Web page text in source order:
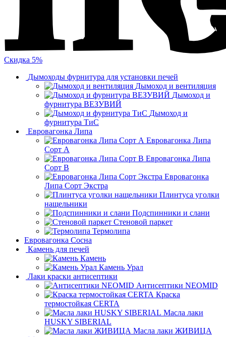
Скидка 5%
Дымоходы фурнитура для установки печей
Дымоход и вентиляция
Дымоход и
фурнитура ВЕЗУВИЙ
Дымоход и
фурнитура ТиС
Евровагонка Липа
Евровагонка Липа
Сорт А
Евровагонка Липа
Сорт В
Евровагонка
Липа Сорт Экстра
Плинтуса уголки
нащельники
Подспинники и слани
Стеновой паркет
Термолипа
Евровагонка Сосна
Камень для печей
Камень
Камень Урал
Лаки краски антисептики
Антисептики NEOMID
Краска
термостойкая CERTA
Масла лаки
HUSKY SIBERIAL
Масла лаки ЖИВИЦА